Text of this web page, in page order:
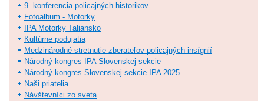
9. konferencia policajných historikov
Fotoalbum - Motorky
IPA Motorky Taliansko
Kultúrne podujatia
Medzinárodné stretnutie zberateľov policajných insígnií
Národný kongres IPA Slovenskej sekcie
Národný kongres Slovenskej sekcie IPA 2025
Naši priatelia
Návštevníci zo sveta